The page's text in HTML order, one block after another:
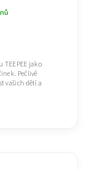
TEEPEE jako
Pečlivě
vašich dětí a